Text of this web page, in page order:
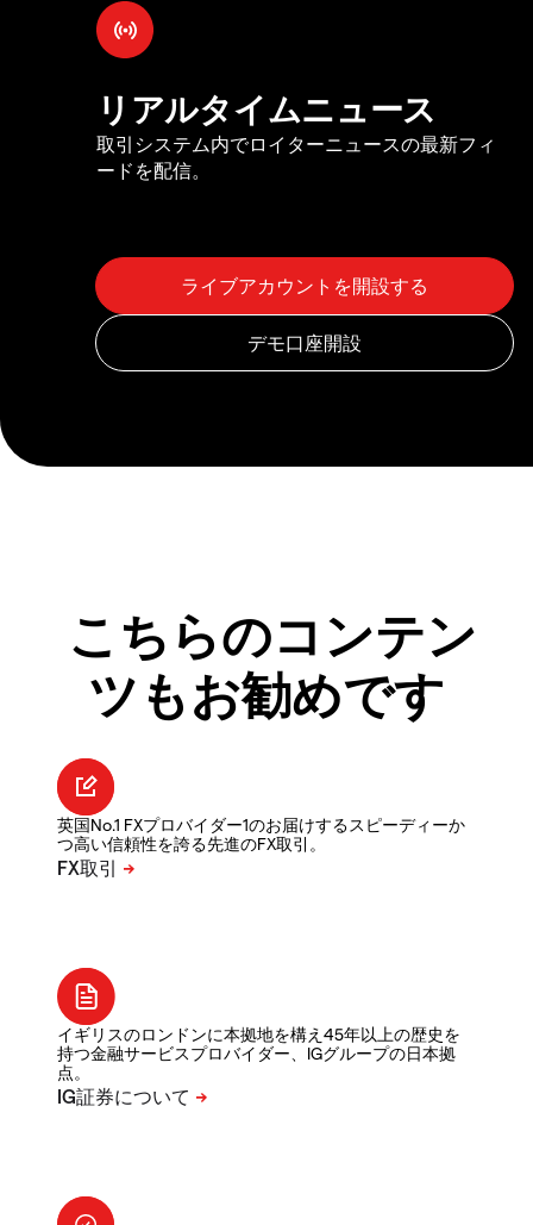
リアルタイムニュース
取引システム内でロイターニュースの最新フィ
ードを配信。
こちらのコンテン
ツもお勧めです
英国No.1 FXプロバイダー1のお届けするスピーディーか
つ高い信頼性を誇る先進のFX取引。
イギリスのロンドンに本拠地を構え45年以上の歴史を
持つ金融サービスプロバイダー、IGグループの日本拠
点。